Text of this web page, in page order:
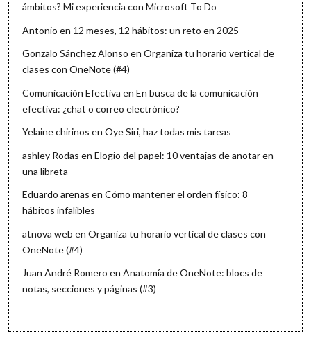
ámbitos? Mi experiencia con Microsoft To Do
Antonio en 12 meses, 12 hábitos: un reto en 2025
Gonzalo Sánchez Alonso enOrganiza tu horario vertical de
clases con OneNote (#4)
Comunicación Efectiva enEn busca de la comunicación
efectiva: ¿chat o correo electrónico?
Yelaine chirinos enOye Siri, haz todas mis tareas
ashley Rodas enElogio del papel: 10 ventajas de anotar en
una libreta
Eduardo arenas enCómo mantener el orden físico: 8
hábitos infalibles
atnova web enOrganiza tu horario vertical de clases con
OneNote (#4)
Juan André Romero enAnatomía de OneNote: blocs de
notas, secciones y páginas (#3)